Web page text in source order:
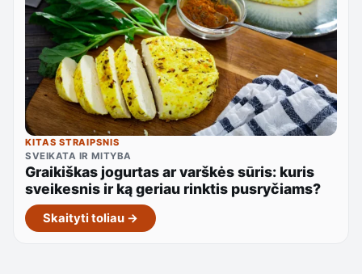
KITAS STRAIPSNIS
SVEIKATA IR MITYBA
Graikiškas jogurtas ar varškės sūris: kuris
sveikesnis ir ką geriau rinktis pusryčiams?
Skaityti toliau →